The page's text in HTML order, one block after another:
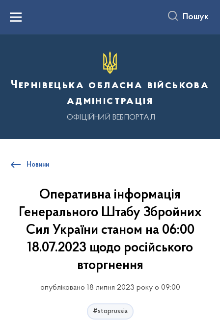
вмістуMenu Пошук
Чернівецька обласна військова
адміністрація
ОФІЦІЙНИЙ ВЕБПОРТАЛ
Новини
Оперативна інформація
Генерального Штабу Збройних
Сил України станом на 06:00
18.07.2023 щодо російського
вторгнення
опубліковано 18 липня 2023 року о 09:00
#stoprussia